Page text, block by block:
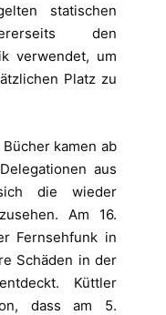
statischen
den
verwendet, um
Platz zu
kamen ab
aus
die wieder
Am 16.
Fernsehfunk in
Schäden in der
Küttler
dass am 5.